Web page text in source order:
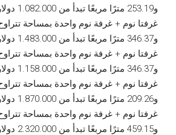
و253.19 مترًا مربعًا تبدأ من 1.082.000 دولار أمريكي
و346.37 مترًا مربعًا تبدأ من 1.483.000 دولار أمريكي
و346.37 مترًا مربعًا تبدأ من 1.158.000 دولار أمريكي
و209.26 مترًا مربعًا تبدأ من 1.870.000 دولار أمريكي
و459.15 مترًا مربعًا تبدأ من 2.320.000 دولار أمريكي